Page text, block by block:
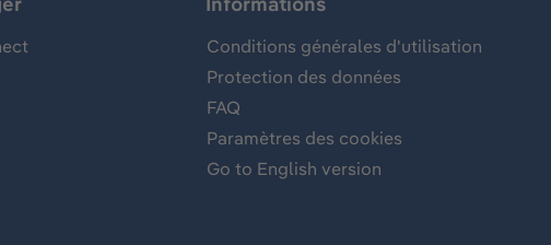
Conditions générales d'utilisation
Protection des données
FAQ
Paramètres des cookies
Go to English version